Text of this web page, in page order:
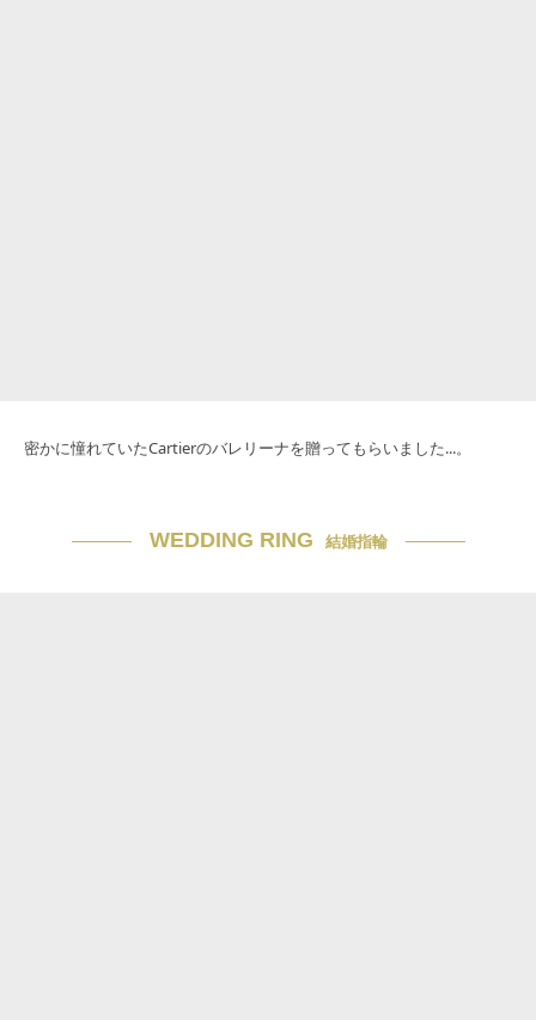
密かに憧れていたCartierのバレリーナを贈ってもらいました...。
WEDDING RING 結婚指輪